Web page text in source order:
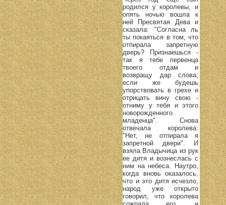
родился у королевы, и
опять ночью вошла к
ней Пресвятая Дева и
сказала: "Согласна ль
ты покаяться в том, что
отпирала запретную
дверь? Признаешься -
так я тебе первенца
твоего отдам и
возвращу дар слова;
если же будешь
упорствовать в грехе и
отрицать вину свою -
отниму у тебя и этого
новорожденного
младенца". Снова
отвечала королева:
"Нет, не отпирала я
запретной двери". И
взяла Владычица из рук
ее дитя и вознеслась с
ним на небеса. Наутро,
когда вновь оказалось,
что и это дитя исчезло,
народ уже открыто
говорил, что королева